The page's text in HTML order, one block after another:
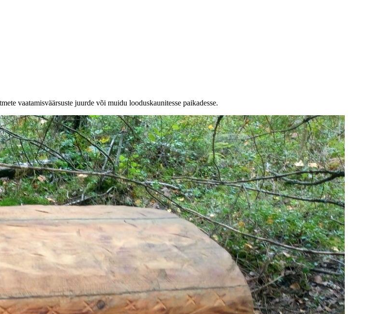
vaatamisväärsuste juurde või muidu looduskaunitesse paikadesse.